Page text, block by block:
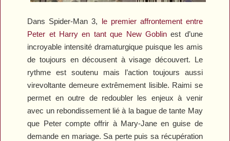
Dans Spider-Man 3, le premier affrontement entre
Peter et Harry en tant que New Goblinest d’une
incroyable intensité dramaturgique puisque les amis
de toujours en décousent à visage découvert. Le
rythme est soutenu mais l’action toujours aussi
virevoltante demeure extrêmement lisible. Raimi se
permet en outre de redoubler les enjeux à venir
avec un rebondissement lié à la bague de tante May
que Peter compte offrir à Mary-Jane en guise de
demande en mariage. Sa perte puis sa récupération